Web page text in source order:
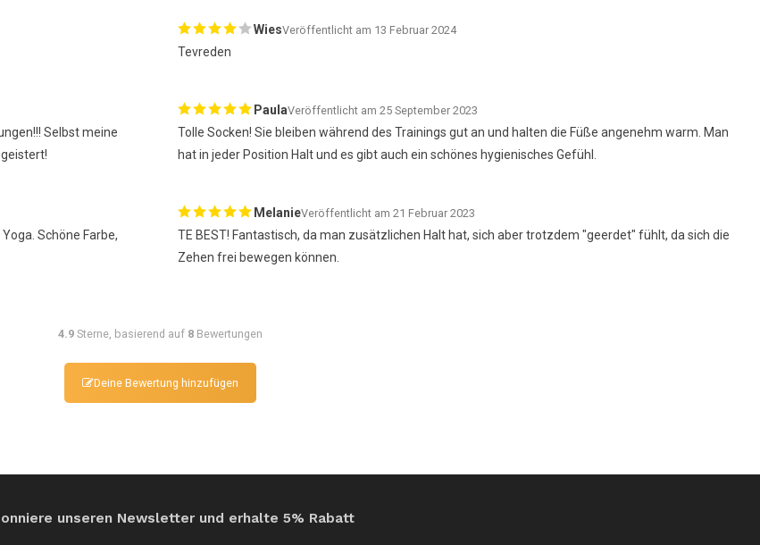
WiesVeröffentlicht am 13 Februar 2024
Tevreden
Selbst meine
PaulaVeröffentlicht am 25 September 2023
Tolle Socken! Sie bleiben während des Trainings gut an und halten die Füße angenehm warm. Man
hat in jeder Position Halt und es gibt auch ein schönes hygienisches Gefühl.
Schöne Farbe,
MelanieVeröffentlicht am 21 Februar 2023
TE BEST! Fantastisch, da man zusätzlichen Halt hat, sich aber trotzdem "geerdet" fühlt, da sich die
Zehen frei bewegen können.
4.9Sterne, basierend auf 8Bewertungen
Deine Bewertung hinzufügen
unseren Newsletter und erhalte 5% Rabatt